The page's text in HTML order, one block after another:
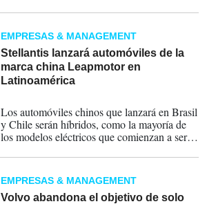
de eficiencia operativa, sino que también
desarrollan entornos más adaptativos,
innovadores y centrados en las personas.
EMPRESAS & MANAGEMENT
Stellantis lanzará automóviles de la
marca china Leapmotor en
Latinoamérica
Los automóviles chinos que lanzará en Brasil
y Chile serán híbridos, como la mayoría de
los modelos eléctricos que comienzan a ser
con baterías eléctricas, pero también con
combustibles.
EMPRESAS & MANAGEMENT
Volvo abandona el objetivo de solo